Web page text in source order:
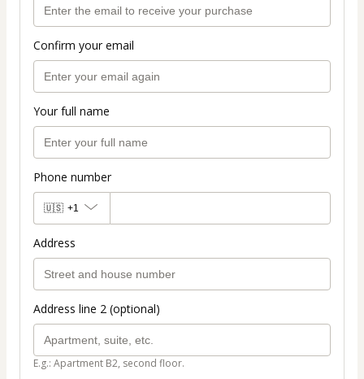
Confirm your email
Your full name
Phone number
🇺🇸 +1
Address
Address line 2 (optional)
E.g.: Apartment B2, second floor.